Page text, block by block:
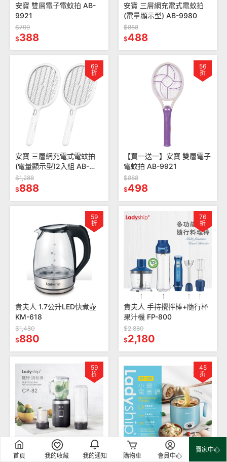
首頁 我的收藏 我的通知 購物車 會員中心
賣家中心
安寶 雙層電子電蚊拍 AB-
9921
$799
$388
安寶 三層網充電式電蚊拍
(電量顯示型) AB-9980
$888
$488
69
折
安寶 三層網充電式電蚊拍
(電量顯示型)2入組 AB-
9980
$1,288
$888
56
折
【買一送一】安寶 雙層電子
電蚊拍 AB-9921
$888
$498
59
折
貴夫人 1.7公升LED快煮壺
KM-618
$1,480
$880
76
折
貴夫人 手持攪拌棒+隨行杯
果汁機 FP-800
$2,880
$2,180
59
折
貴夫人隨行調理機 CP-82
45
折
貴夫人 304不鏽鋼電火鍋